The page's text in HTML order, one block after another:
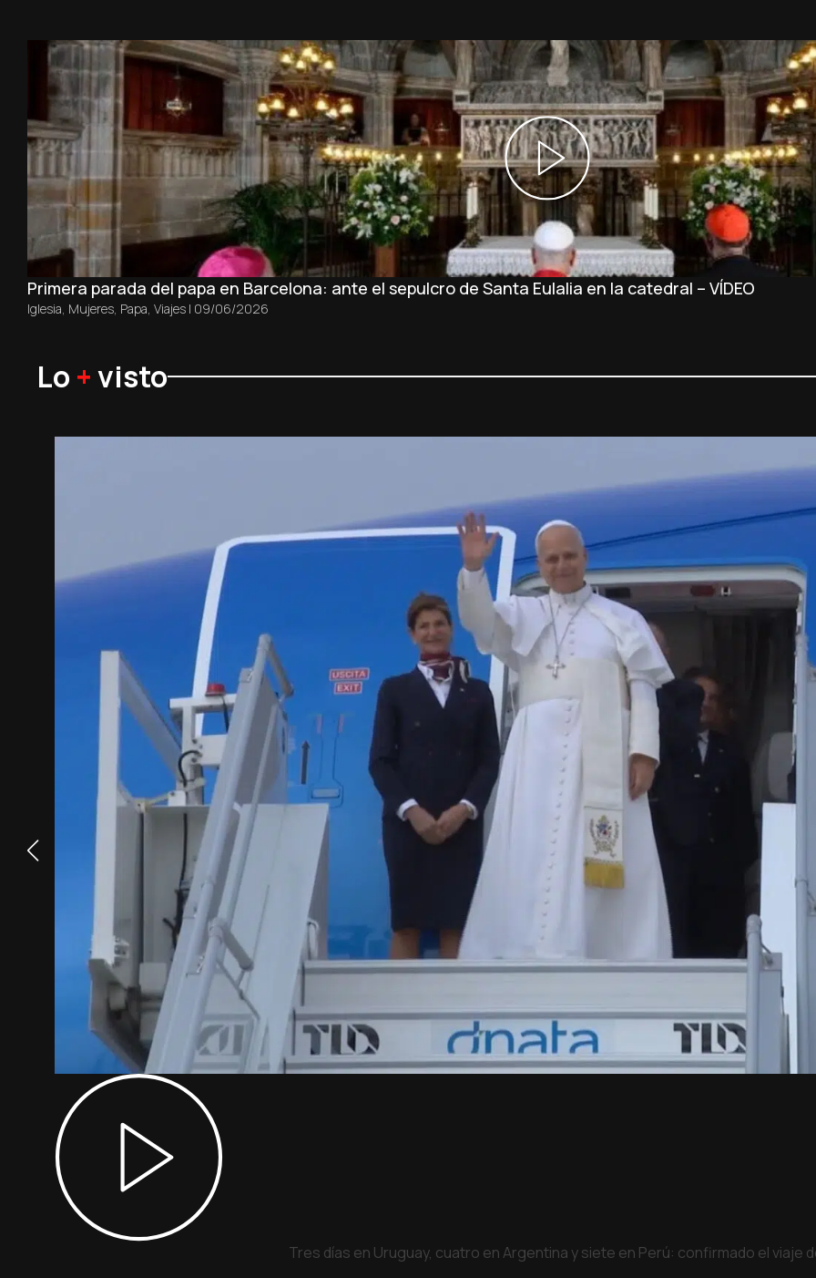
Primera parada del papa en Barcelona: ante el sepulcro de Santa Eulalia en la catedral – VÍDEO
Iglesia Mujeres Papa Viajes | 09/06/2026
Lo +visto
Tres días en Uruguay, cuatro en Argentina y siete en Perú: confirmado el viaje